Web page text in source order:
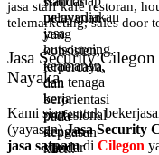
pelayanan
yang
konsisten,
terpercaya,
dan
berorientasi
pada
kepuasan
klien.
menyediakan
jasa
outsourcing,
keamanan,
dan tenaga
kerja
profesional
dengan
standar
jasa staff kafe restoran,
telemarketing, sales door
Jasa Security
Nayaka
Kami siap untuk
(yayasan)Jasa Security
jasa satpamdi Cilegon